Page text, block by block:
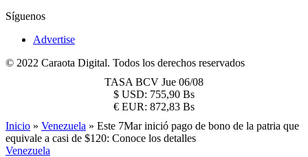
Síguenos
Advertise
© 2022 Caraota Digital. Todos los derechos reservados
TASA BCV Jue 06/08
$ USD: 755,90 Bs
€ EUR: 872,83 Bs
Inicio » Venezuela » Este 7Mar inició pago de bono de la patria que
equivale a casi de $120: Conoce los detalles
Venezuela